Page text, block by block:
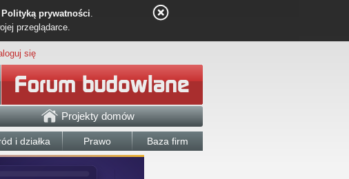
Polityką prywatności.
przeglądarce.
się
Projekty domów
i działka Prawo Baza firm